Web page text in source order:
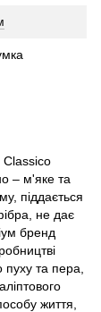
Classico
– м'яке та
піддається
не дає
бренд
та пера,
життя,